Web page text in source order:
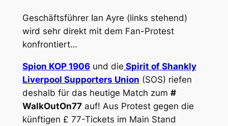
Geschäftsführer Ian Ayre (links stehend)
wird sehr direkt mit dem Fan-Protest
konfrontiert…
Spion KOP 1906und die Spirit of Shankly
Liverpool Supporters Union (SOS) riefen
deshalb für das heutige Match zum #
WalkOutOn77auf! Aus Protest gegen die
künftigen £ 77-Tickets im Main Stand